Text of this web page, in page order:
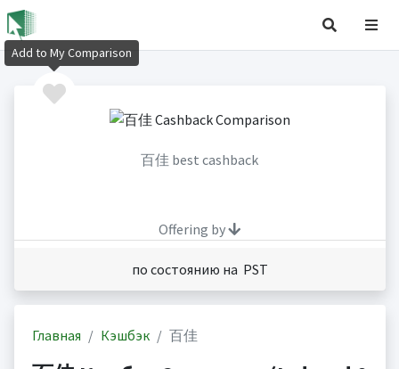
百佳 best cashback
Offering by
по состоянию на PST
Главная Кэшбэк 百佳
Add to My Comparison